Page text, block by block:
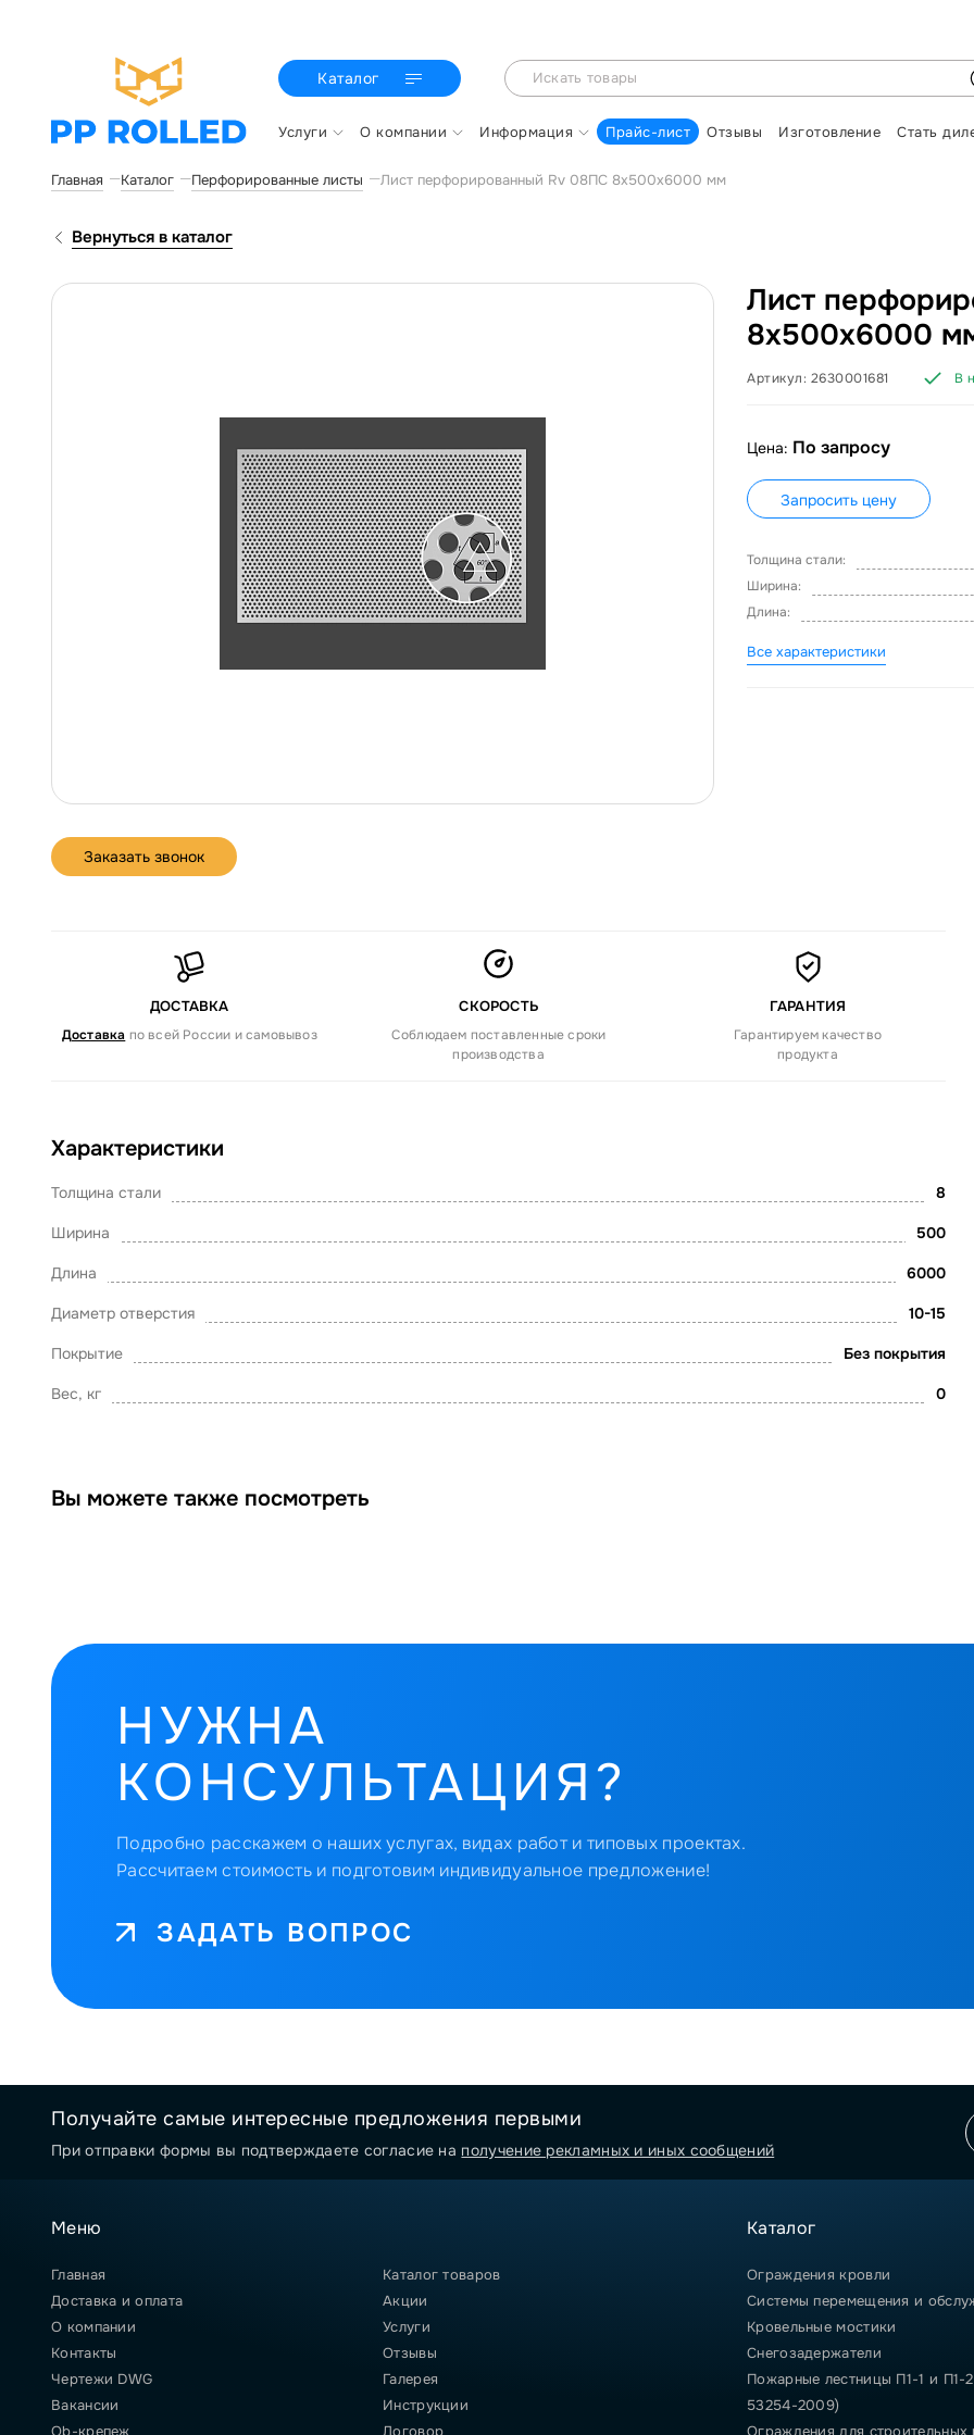
Каталог
Услуги О компании Информация Прайс-лист Отзывы Изготовление Стать
Главная Каталог Перфорированные листы Лист перфорированный Rv 08ПС 8х500х6000 мм
Вернуться в каталог
Заказать звонок
Лист
8х500х6000
Артикул: 2630001681 В
Цена: По запросу
Запросить цену
Толщина стали:
Ширина:
Длина:
Все характеристики
ДОСТАВКА
Доставка по всей России и самовывоз
СКОРОСТЬ
Соблюдаем поставленные сроки
производства
ГАРАНТИЯ
Гарантируем качество
продукта
Характеристики
Толщина стали 8
Ширина 500
Длина 6000
Диаметр отверстия 10-15
Покрытие Без покрытия
Вес, кг 0
Вы можете также посмотреть
НУЖНА
КОНСУЛЬТАЦИЯ?
Подробно расскажем о наших услугах, видах работ и типовых проектах.
Рассчитаем стоимость и подготовим индивидуальное предложение!
ЗАДАТЬ ВОПРОС
Получайте самые интересные предложения первыми
При отправки формы вы подтверждаете согласие на получение рекламных и иных сообщений
Меню
Главная
Каталог товаров
Доставка и оплата
Акции
О компании
Услуги
Контакты
Отзывы
Чертежи DWG
Галерея
Вакансии
Инструкции
Qb-крепеж
Договор
Каталог
Ограждения кровли
Системы перемещения и
Кровельные мостики
Снегозадержатели
Пожарные лестницы П1-1 и П1-
53254-2009)
Ограждения для